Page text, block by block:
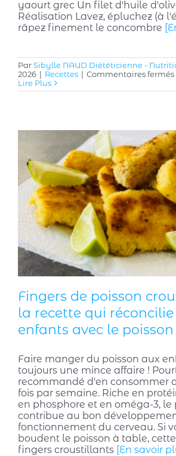
yaourt grec Un filet d'huile
Réalisation Lavez, épluchez (à
râpez finement le concombre
ParSibylle NAUD Diététicienne -
2026 | Recettes | Commentaires fermés
:
Lire Plus
Fingers de poisson
la recette qui réconcilie
enfants avec le poisson
Faire manger du poisson aux
toujours une mince affaire !
recommandé d'en consommer
fois par semaine. Riche en
en phosphore et en oméga-3, le
contribue au bon
fonctionnement du cerveau. Si
boudent le poisson à table,
fingers croustillants[En savoir